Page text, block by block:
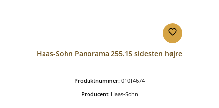
Haas-Sohn Panorama 255.15 sidesten højre
Produktnummer: 01014674
Producent: Haas-Sohn